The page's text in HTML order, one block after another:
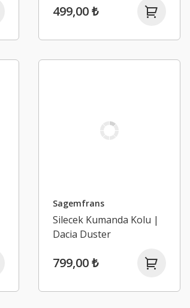
499,00 ₺
Sagemfrans
Silecek Kumanda Kolu |
Dacia Duster
799,00 ₺